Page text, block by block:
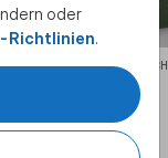
oder
Richtlinien.